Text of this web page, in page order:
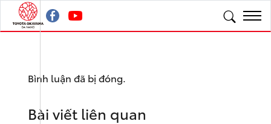
Bình luận đã bị đóng.
Bài viết liên quan